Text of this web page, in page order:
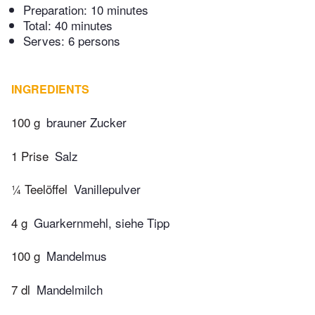
Preparation: 10 minutes
Total: 40 minutes
Serves: 6 persons
INGREDIENTS
100 g brauner Zucker
1 Prise Salz
¼ Teelöffel Vanillepulver
4 g Guarkernmehl, siehe Tipp
100 g Mandelmus
7 dl Mandelmilch